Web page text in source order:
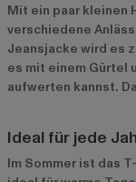
Mit ein paar kleinen
verschiedene
Jeansjacke wird es
es mit einem Gürtel
aufwerten kannst.
Ideal für jede
Im Sommer ist das